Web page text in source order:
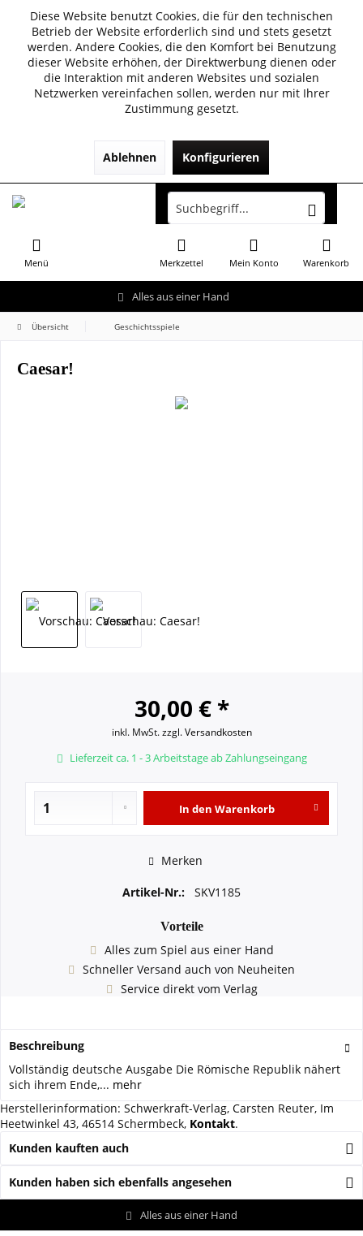
Diese Website benutzt Cookies, die für den technischen
Betrieb der Website erforderlich sind und stets gesetzt
werden. Andere Cookies, die den Komfort bei Benutzung
dieser Website erhöhen, der Direktwerbung dienen oder
die Interaktion mit anderen Websites und sozialen
Netzwerken vereinfachen sollen, werden nur mit Ihrer
Zustimmung gesetzt.
Ablehnen Konfigurieren
Alles aus einer Hand
Menü Warenkorb
Merkzettel Mein Konto
Übersicht Geschichtsspiele
Caesar!
30,00 € *
inkl. MwSt.zzgl. Versandkosten
Lieferzeit ca. 1 - 3 Arbeitstage ab Zahlungseingang
In den Warenkorb
Merken
Artikel-Nr.: SKV1185
Vorteile
Alles zum Spiel aus einer Hand
Schneller Versand auch von Neuheiten
Service direkt vom Verlag
Beschreibung
Vollständig deutsche Ausgabe Die Römische Republik nähert
sich ihrem Ende,... mehr
Herstellerinformation: Schwerkraft-Verlag, Carsten Reuter, Im
Heetwinkel 43, 46514 Schermbeck, Kontakt.
Kunden kauften auch
Kunden haben sich ebenfalls angesehen
Alles aus einer Hand